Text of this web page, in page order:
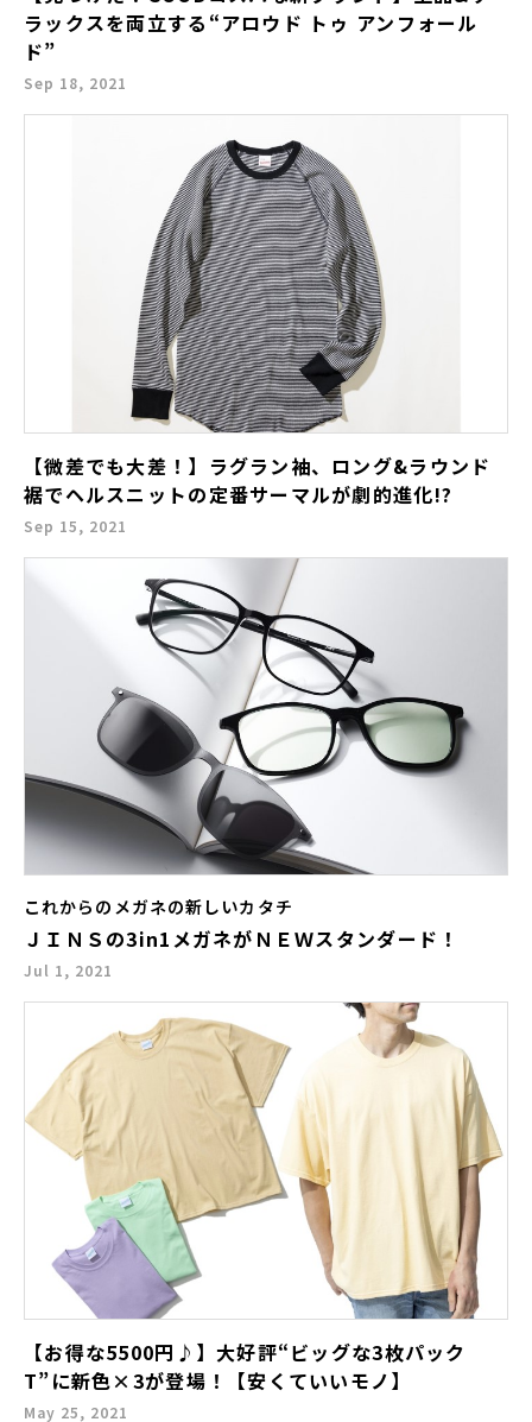
ラックスを両立する“アロウド トゥ アンフォール
ド”
Sep 18, 2021
【微差でも大差！】ラグラン袖、ロング&ラウンド
裾でヘルスニットの定番サーマルが劇的進化!?
Sep 15, 2021
これからのメガネの新しいカタチ
ＪＩＮＳの3in1メガネがＮＥＷスタンダード！
Jul 1, 2021
【お得な5500円♪】大好評“ビッグな3枚パック
T”に新色×3が登場！【安くていいモノ】
May 25, 2021